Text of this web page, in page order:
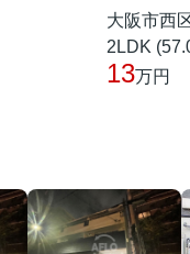
大阪市西
2LDK
13万円